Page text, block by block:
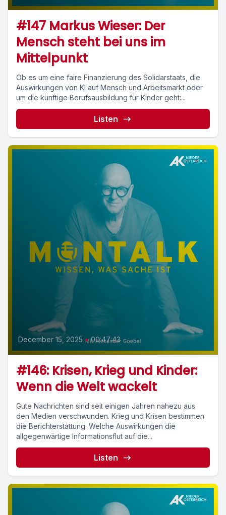
#147 Markus Wieser: Der
Mensch steht bei uns im
Mittelpunkt
Ob es um eine faire Finanzierung des Solidarstaats, die
Auswirkungen von KI auf Mensch und Arbeitsmarkt oder
um die künftige Berufsausbildung für Kinder geht:...
Listen
December 15, 2025 • 00:47:43
#146: Krisen, Krieg und Kinder:
Wenn die Welt wackelt
Gute Nachrichten sind seit einigen Jahren nahezu aus
den Medien verschwunden. Krieg und Krisen bestimmen
die Berichterstattung. Welche Auswirkungen die
allgegenwärtige Informationsflut auf die...
Listen